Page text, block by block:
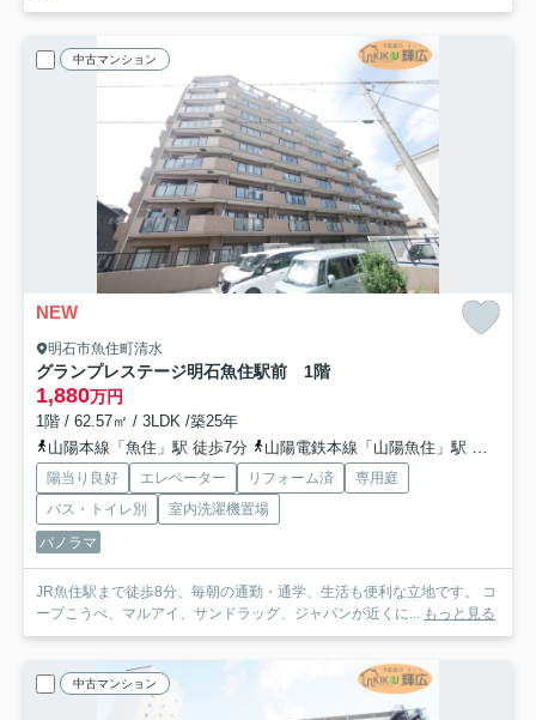
中古マンション
NEW
明石市魚住町清水
グランプレステージ明石魚住駅前 1階
1,880万円
1階 / 62.57㎡ / 3LDK /築25年
山陽本線「魚住」駅 徒歩7分
山陽電鉄本線「山陽魚住」駅 徒歩20分
陽当り良好 エレベーター リフォーム済
専用庭
バス・トイレ別
室内洗濯機置場
パノラマ
JR魚住駅まで徒歩8分、毎朝の通勤・通学、生活も便利な立地です。 コ
ープこうべ、マルアイ、サンドラッグ、ジャパンが近くに...
もっと見る
中古マンション